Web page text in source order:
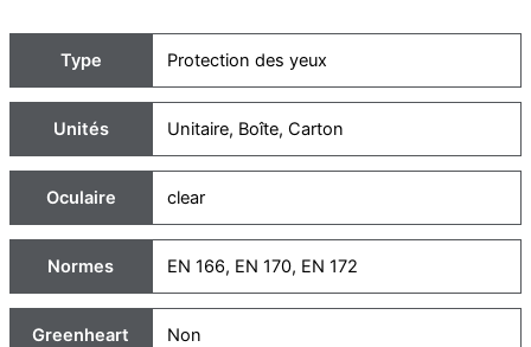
Type Protection des yeux
Unités Unitaire, Boîte, Carton
Oculaire clear
Normes EN 166, EN 170, EN 172
Greenheart Non